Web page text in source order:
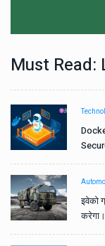
Must
इवेको
करेगा।